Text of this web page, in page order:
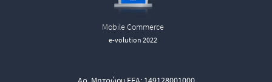
Mobile Commerce
e-volution 2022